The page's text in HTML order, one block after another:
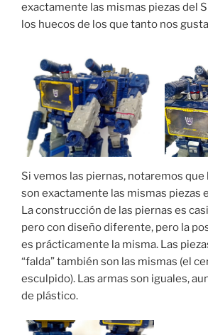
exactamente las mismas piezas del
los huecos de los que tanto nos
Si vemos las piernas, notaremos
son exactamente las mismas piezas
La construcción de las piernas es
pero con diseño diferente, pero la
es prácticamente la misma. Las
“falda” también son las mismas (el
esculpido). Las armas son iguales,
de plástico.